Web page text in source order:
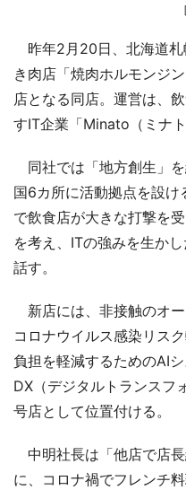
昨年2月20日、北海道札
き肉店「焼肉ホルモンジ
店となる同店。運営は、
すIT企業「Minato（ミナ
同社では「地方創生」
国6カ所に活動拠点を設
で飲食店が大きな打撃を
を考え、ITの強みを生か
話す。
新店には、非接触のオ
コロナウイルス感染リス
負担を軽減するためのAI
DX（デジタルトランスフ
号店として位置付ける。
中明社長は「他店で店
に、コロナ禍でフレンチ